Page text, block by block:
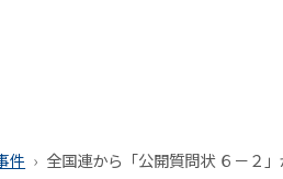
件 全国連から「公開質問状 ６－２